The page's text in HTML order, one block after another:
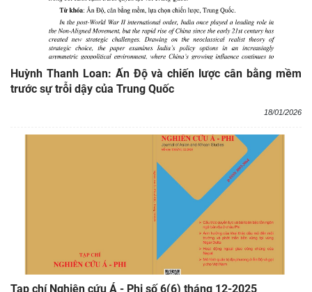
Huỳnh Thanh Loan: Ấn Độ và chiến lược cân bằng mềm
trước sự trỗi dậy của Trung Quốc
18/01/2026
Tạp chí Nghiên cứu Á - Phi số 6(6) tháng 12-2025